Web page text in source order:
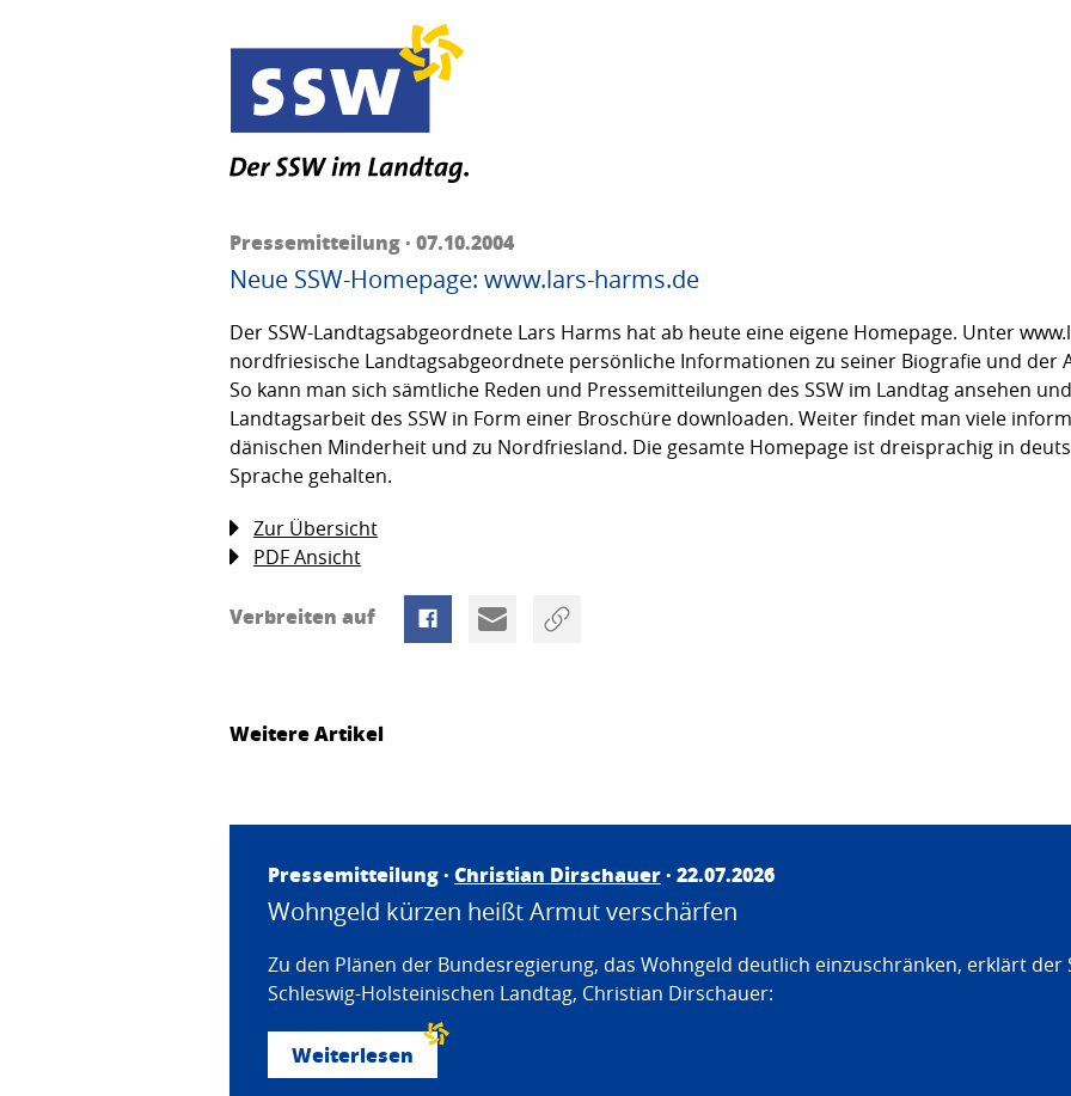
Pressemitteilung · 07.10.2004
Neue SSW-Homepage: www.lars-harms.de
Der SSW-Landtagsabgeordnete Lars Harms hat ab heute eine eigene Homepage. Unter
nordfriesische Landtagsabgeordnete persönliche Informationen zu seiner Biografie und der
So kann man sich sämtliche Reden und Pressemitteilungen des SSW im Landtag ansehen
Landtagsarbeit des SSW in Form einer Broschüre downloaden. Weiter findet man viele
dänischen Minderheit und zu Nordfriesland. Die gesamte Homepage ist dreisprachig in
Sprache gehalten.
Zur Übersicht
PDF Ansicht
Verbreiten auf
Weitere Artikel
Pressemitteilung · Christian Dirschauer· 22.07.2026
Wohngeld kürzen heißt Armut verschärfen
Zu den Plänen der Bundesregierung, das Wohngeld deutlich einzuschränken, erklärt der
Schleswig-Holsteinischen Landtag, Christian Dirschauer:
Weiterlesen